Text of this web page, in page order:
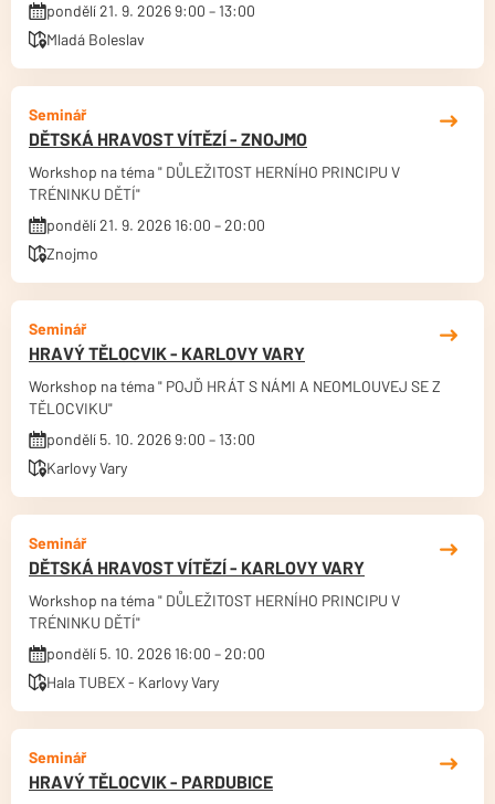
pondělí 21. 9. 2026 9:00 – 13:00
Mladá Boleslav
Seminář
DĚTSKÁ HRAVOST VÍTĚZÍ - ZNOJMO
Workshop na téma " DŮLEŽITOST HERNÍHO PRINCIPU V
TRÉNINKU DĚTÍ"
pondělí 21. 9. 2026 16:00 – 20:00
Znojmo
Seminář
HRAVÝ TĚLOCVIK - KARLOVY VARY
Workshop na téma " POJĎ HRÁT S NÁMI A NEOMLOUVEJ SE Z
TĚLOCVIKU"
pondělí 5. 10. 2026 9:00 – 13:00
Karlovy Vary
Seminář
DĚTSKÁ HRAVOST VÍTĚZÍ - KARLOVY VARY
Workshop na téma " DŮLEŽITOST HERNÍHO PRINCIPU V
TRÉNINKU DĚTÍ"
pondělí 5. 10. 2026 16:00 – 20:00
Hala TUBEX - Karlovy Vary
Seminář
HRAVÝ TĚLOCVIK - PARDUBICE